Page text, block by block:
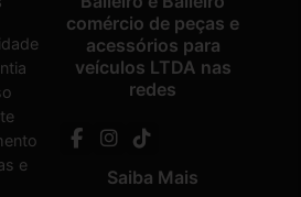
e
comércio de peças e
acessórios para
veículos LTDA nas
redes
Saiba Mais